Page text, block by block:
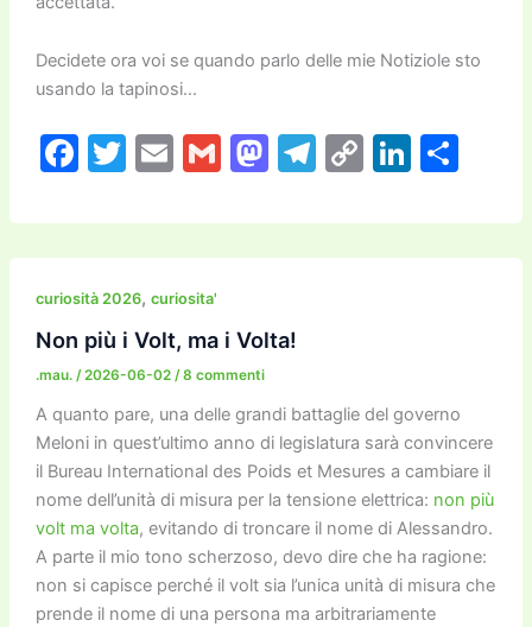
Decidete ora voi se quando parlo delle mie Notiziole sto
usando la tapinosi…
F
c
e
b
o
o
k
T
itt
er
E
ai
l
G
ai
l
M
st
o
o
T
e
gr
C
p
y
Li
k
e
C
n
di
curiosità 2026, curiosita'
Non più i Volt, ma i Volta!
.mau. /2026-06-02 /8 commenti
A quanto pare, una delle grandi battaglie del governo
Meloni in quest’ultimo anno di legislatura sarà convincere
il Bureau International des Poids et Mesures a cambiare il
nome dell’unità di misura per la tensione elettrica: non più
volt ma volta, evitando di troncare il nome di Alessandro.
A parte il mio tono scherzoso, devo dire che ha ragione:
non si capisce perché il volt sia l’unica unità di misura che
prende il nome di una persona ma arbitrariamente